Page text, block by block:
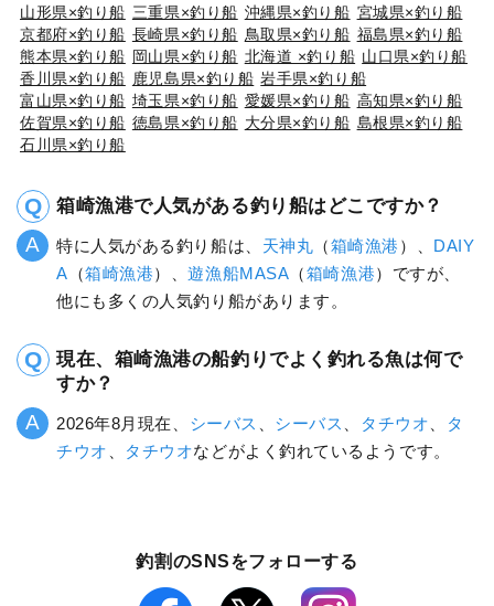
山形県×釣り船 三重県×釣り船 沖縄県×釣り船 宮城県×釣り船
京都府×釣り船 長崎県×釣り船 鳥取県×釣り船 福島県×釣り船
熊本県×釣り船 岡山県×釣り船 北海道 ×釣り船 山口県×釣り船
香川県×釣り船 鹿児島県×釣り船 岩手県×釣り船
富山県×釣り船 埼玉県×釣り船 愛媛県×釣り船 高知県×釣り船
佐賀県×釣り船 徳島県×釣り船 大分県×釣り船 島根県×釣り船
石川県×釣り船
箱崎漁港で人気がある釣り船はどこですか？
特に人気がある釣り船は、 天神丸 （箱崎漁港 ）、 DAIY
A （箱崎漁港）、遊漁船MASA （箱崎漁港）ですが、
他にも多くの人気釣り船があります。
現在、箱崎漁港の船釣りでよく釣れる魚は何で
すか？
2026年8月現在、 シーバス シーバス タチウオ
タ
チウオ
タチウオなどがよく釣れているようです。
釣割のSNSをフォローする